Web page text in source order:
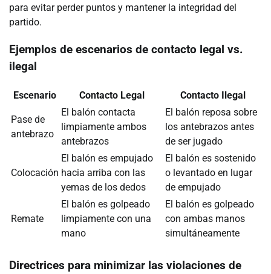
para evitar perder puntos y mantener la integridad del
partido.
Ejemplos de escenarios de contacto legal vs.
ilegal
Escenario Contacto Legal Contacto Ilegal
Pase de
antebrazo
El balón contacta
limpiamente ambos
antebrazos
El balón reposa sobre
los antebrazos antes
de ser jugado
Colocación
El balón es empujado
hacia arriba con las
yemas de los dedos
El balón es sostenido
o levantado en lugar
de empujado
Remate
El balón es golpeado
limpiamente con una
mano
El balón es golpeado
con ambas manos
simultáneamente
Directrices para minimizar las violaciones de